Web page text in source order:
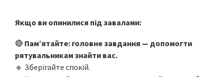
Якщо ви опинилися під завалами:
🔴 Пам’ятайте: головне завдання — допомогти
рятувальникам знайти вас.
🔹 Зберігайте спокій.